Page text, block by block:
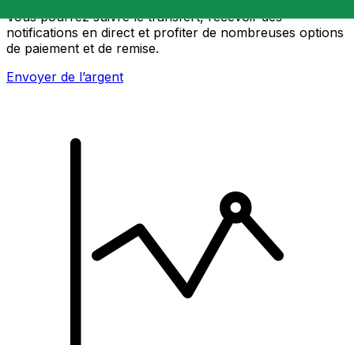
Vous pourrez suivre le transfert, recevoir des
notifications en direct et profiter de nombreuses options
de paiement et de remise.
Envoyer de l’argent